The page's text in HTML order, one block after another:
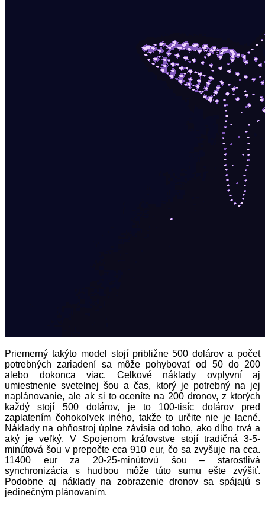
Priemerný takýto model stojí približne 500 dolárov a počet
potrebných zariadení sa môže pohybovať od 50 do 200
alebo dokonca viac. Celkové náklady ovplyvní aj
umiestnenie svetelnej šou a čas, ktorý je potrebný na jej
naplánovanie, ale ak si to oceníte na 200 dronov, z ktorých
každý stojí 500 dolárov, je to 100-tisíc dolárov pred
zaplatením čohokoľvek iného, takže to určite nie je lacné.
Náklady na ohňostroj úplne závisia od toho, ako dlho trvá a
aký je veľký. V Spojenom kráľovstve stojí tradičná 3-5-
minútová šou v prepočte cca 910 eur, čo sa zvyšuje na cca.
11400 eur za 20-25-minútovú šou – starostlivá
synchronizácia s hudbou môže túto sumu ešte zvýšiť.
Podobne aj náklady na zobrazenie dronov sa spájajú s
jedinečným plánovaním.